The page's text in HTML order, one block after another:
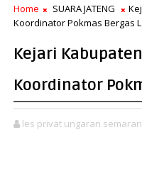
Home SUARA JATENG
Koordinator Pokmas Bergas
Kejari
Koordinator
les privat ungaran